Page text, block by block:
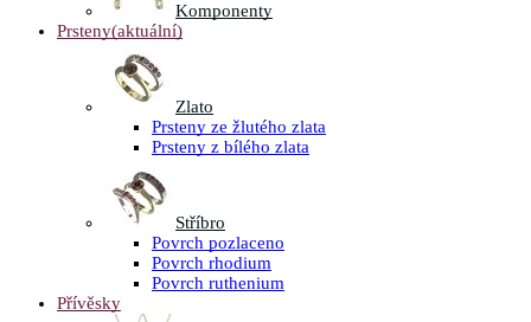
Komponenty
Prsteny(aktuální)
Zlato
Prsteny ze žlutého zlata
Prsteny z bílého zlata
Stříbro
Povrch pozlaceno
Povrch rhodium
Povrch ruthenium
Přívěsky